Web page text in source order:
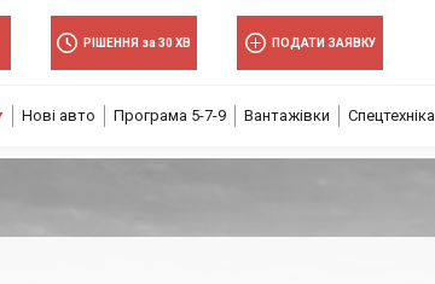
РІШЕННЯ за 30 ХВ ПОДАТИ ЗАЯВКУ
Нові авто Програма 5-7-9 Вантажівки Спецтехніка